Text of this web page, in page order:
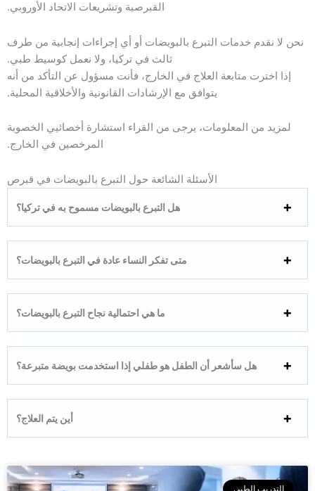
القبرصية وتشريعات الاتحاد الأوروبي.
نحن لا نقدم خدمات التبرع بالبويضات أو أي إجراءات إنجابية من طرف
ثالث في تركيا، ولا نعمل كوسيط طبي.
إذا اخترت متابعة العلاج في الخارج، فأنت مسؤول عن التأكد من أنه
يتوافق مع الإرشادات القانونية والأخلاقية المحلية.
لمزيد من المعلومات، يرجى من القراء استشارة أخصائيي الخصوبة
المرخصين في الخارج.
الأسئلة الشائعة حول التبرع بالبويضات في قبرص
هل التبرع بالبويضات مسموح به في تركيا؟
متى تفكر النساء عادة في التبرع بالبويضات؟
ما هي احتمالية نجاح التبرع بالبويضات؟
هل سأشعر أن الطفل هو طفلي إذا استخدمت بويضة متبرعة؟
أين يتم العلاج؟
التدريب الطبي